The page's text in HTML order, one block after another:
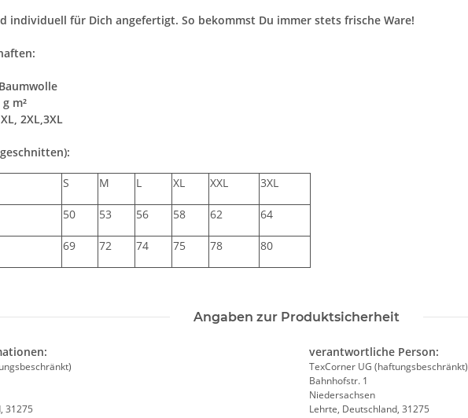
individuell für Dich angefertigt. So bekommst Du immer stets frische Ware!
m²
2XL,3XL
S M L XL XXL 3XL
50 53 56 58 62 64
69 72 74 75 78 80
Angaben zur Produktsicherheit
31275
verantwortliche Person:
TexCorner UG (haftungsbeschränkt)
Bahnhofstr. 1
Niedersachsen
Lehrte, Deutschland, 31275